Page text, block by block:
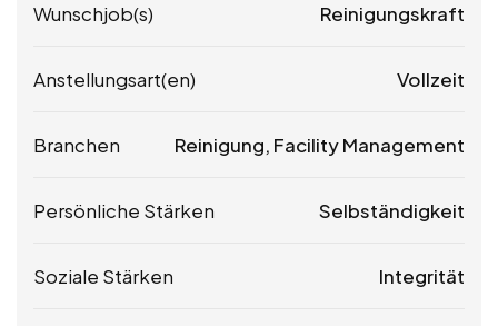
Wunschjob(s) Reinigungskraft
Anstellungsart(en) Vollzeit
Branchen Reinigung, Facility Management
Persönliche Stärken Selbständigkeit
Soziale Stärken Integrität